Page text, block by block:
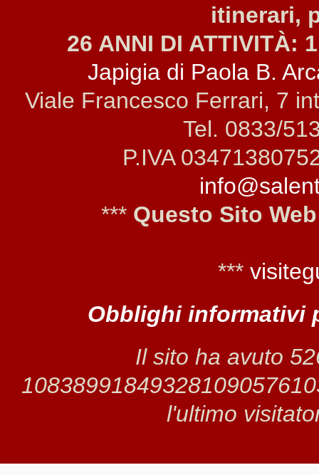
itinerari,
26 ANNI DI ATTIVITÀ:
Japigia di Paola B.
Viale Francesco Ferrari, 7
Tel. 0833/
P.IVA
*** Questo Sito
***
Obblighi informativi
Il sito ha avuto
l'ultimo